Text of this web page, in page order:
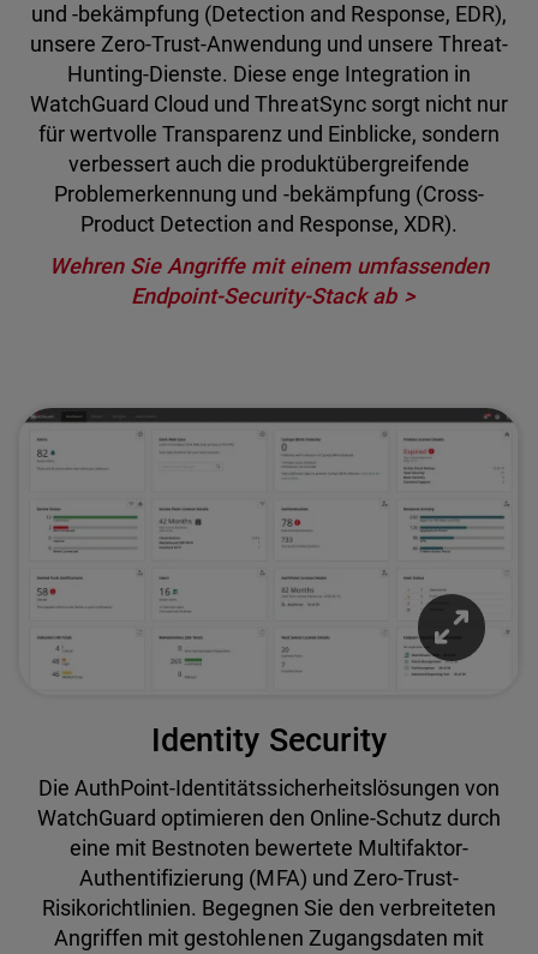
und -bekämpfung (Detection and Response, EDR),
unsere Zero-Trust-Anwendung und unsere Threat-
Hunting-Dienste. Diese enge Integration in
WatchGuard Cloud und ThreatSync sorgt nicht nur
für wertvolle Transparenz und Einblicke, sondern
verbessert auch die produktübergreifende
Problemerkennung und -bekämpfung (Cross-
Product Detection and Response, XDR).
Wehren Sie Angriffe mit einem umfassenden
Endpoint-Security-Stack ab
Identity Security
Die AuthPoint-Identitätssicherheitslösungen von
WatchGuard optimieren den Online-Schutz durch
eine mit Bestnoten bewertete Multifaktor-
Authentifizierung (MFA) und Zero-Trust-
Risikorichtlinien. Begegnen Sie den verbreiteten
Angriffen mit gestohlenen Zugangsdaten mit